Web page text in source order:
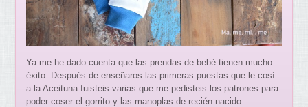
Ya me he dado cuenta que las prendas de bebé tienen mucho
éxito. Después de enseñaros las primeras puestas que le cosí
a la Aceituna fuisteis varias que me pedisteis los patrones para
poder coser el gorrito y las manoplas de recién nacido.